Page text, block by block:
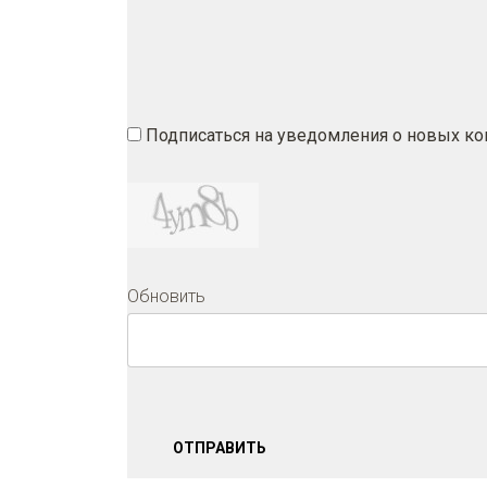
Подписаться на уведомления о новых
Обновить
ОТПРАВИТЬ